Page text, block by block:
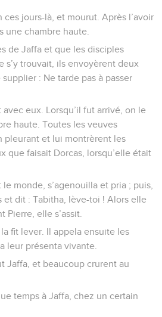
ces jours-là, et mourut. Après l’avoir
une chambre haute.
de Jaffa et que les disciples
s’y trouvait, ils envoyèrent deux
: Ne tarde pas à passer
eux. Lorsqu’il fut arrivé, on le
haute. Toutes les veuves
pleurant et lui montrèrent les
que faisait Dorcas, lorsqu’elle était
monde, s’agenouilla et pria ; puis,
et dit : Tabitha, lève-toi ! Alors elle
Pierre, elle s’assit.
fit lever. Il appela ensuite les
leur présenta vivante.
Jaffa, et beaucoup crurent au
temps à Jaffa, chez un certain